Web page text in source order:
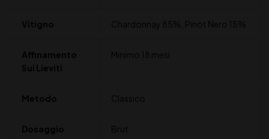
Vitigno Chardonnay 85%, Pinot Nero 15%
Affinamento
Sui Lieviti
Minimo 18 mesi
Metodo Classico
Dosaggio Brut